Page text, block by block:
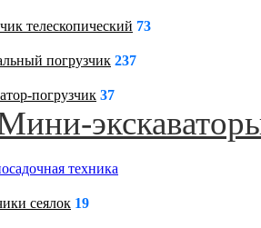
телескопический 73
погрузчик 237
погрузчик 37
техника
сеялок 19